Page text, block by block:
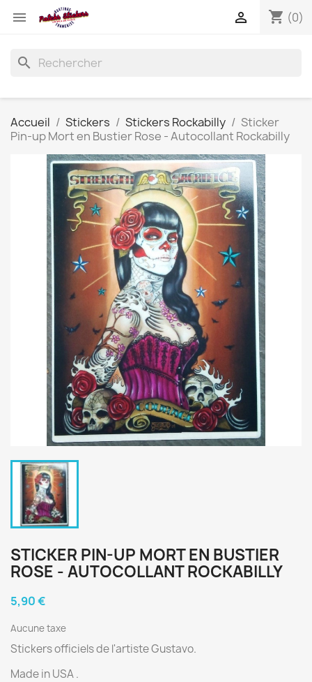
 shopping_cart (0)

search
Accueil Stickers Stickers Rockabilly
Sticker
Pin-up Mort en Bustier Rose - Autocollant Rockabilly
STICKER PIN-UP MORT EN BUSTIER
ROSE - AUTOCOLLANT ROCKABILLY
5,90 €
Aucune taxe
Stickers officiels de l'artiste Gustavo.
Made in USA .